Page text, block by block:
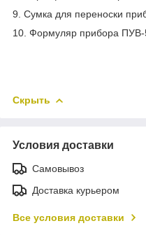
9. Сумка для переноски
10. Формуляр прибора ПУВ-
Скрыть
Условия доставки
Самовывоз
Доставка курьером
Все условия доставки